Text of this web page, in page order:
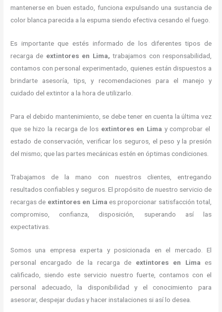
mantenerse en buen estado, funciona expulsando una sustancia de
color blanca parecida a la espuma siendo efectiva cesando el fuego.
Es importante que estés informado de los diferentes tipos de
recarga de extintores en Lima,trabajamos con responsabilidad,
contamos con personal experimentado, quienes están dispuestos a
brindarte asesoría, tips, y recomendaciones para el manejo y
cuidado del extintor a la hora de utilizarlo.
Para el debido mantenimiento, se debe tener en cuenta la última vez
que se hizo la recarga de los extintores en Lima y comprobar el
estado de conservación, verificar los seguros, el peso y la presión
del mismo; que las partes mecánicas estén en óptimas condiciones.
Trabajamos de la mano con nuestros clientes, entregando
resultados confiables y seguros. El propósito de nuestro servicio de
recargas de extintores en Lima es proporcionar satisfacción total,
compromiso, confianza, disposición, superando así las
expectativas.
Somos una empresa experta y posicionada en el mercado. El
personal encargado de la recarga de extintores en Lima es
calificado, siendo este servicio nuestro fuerte, contamos con el
personal adecuado, la disponibilidad y el conocimiento para
asesorar, despejar dudas y hacer instalaciones si así lo desea.